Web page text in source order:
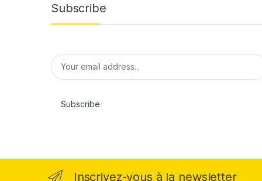
Subscribe
E
m
a
Subscribe
Inscrivez-vous à la newsletter